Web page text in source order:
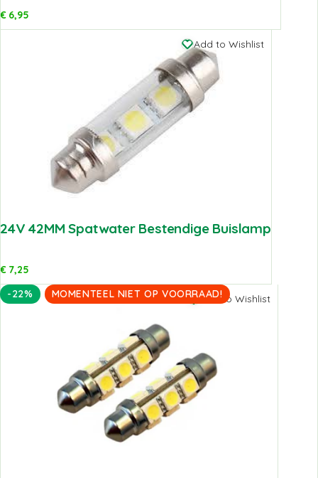
€6,95
Add to Wishlist
24V 42MM Spatwater Bestendige Buislamp
€7,25
-22%
MOMENTEEL NIET OP VOORRAAD!Add to Wishlist